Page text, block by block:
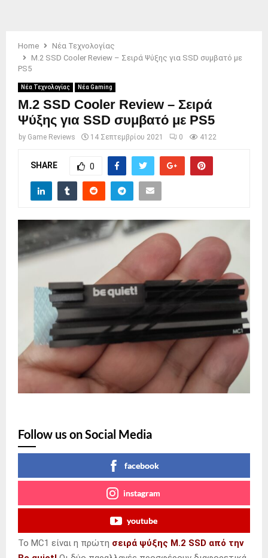
Home
Νέα Τεχνολογίας
M.2 SSD Cooler Review – Σειρά Ψύξης για SSD συμβατό με
PS5
Νέα Τεχνολογίας Νέα Gaming
M.2 SSD Cooler Review – Σειρά
Ψύξης για SSD συμβατό με PS5
by Game Reviews 14 Σεπτεμβρίου 2021 0 4122
SHARE 0
Follow us on Social Media
facebook
instagram
youtube
Το MC1 είναι η πρώτη σειρά ψύξης M.2 SSD από την